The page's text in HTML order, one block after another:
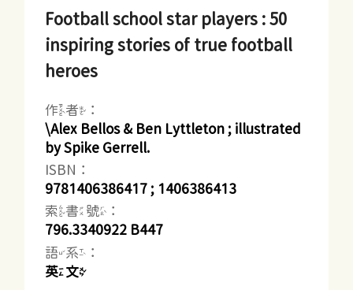
Football school star players : 50
inspiring stories of true football
heroes
作者：
\Alex Bellos & Ben Lyttleton ; illustrated
by Spike Gerrell.
ISBN：
9781406386417 ; 1406386413
索書號：
796.3340922 B447
語系：
英文